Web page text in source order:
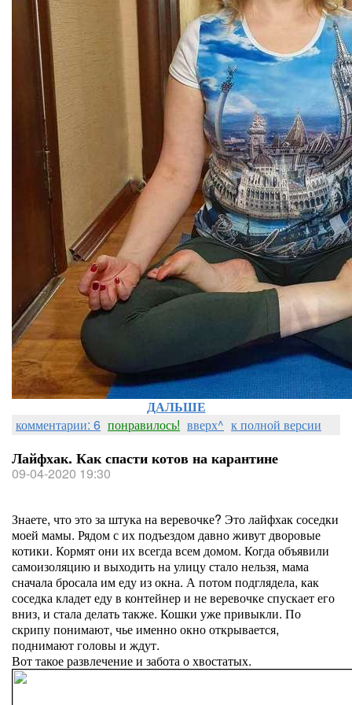
ДАЛЬШЕ
комментарии: 6 понравилось! вверх^ к полной версии
Лайфхак. Как спасти котов на карантине
09-04-2020 19:30
Знаете, что это за штука на веревочке? Это лайфхак соседки
моей мамы. Рядом с их подъездом давно живут дворовые
котики. Кормят они их всегда всем домом. Когда объявили
самоизоляцию и выходить на улицу стало нельзя, мама
сначала бросала им еду из окна. А потом подглядела, как
соседка кладет еду в контейнер и не веревочке спускает его
вниз, и стала делать также. Кошки уже привыкли. По
скрипу понимают, чье именно окно открывается,
поднимают головы и ждут.
Вот такое развлечение и забота о хвостатых.